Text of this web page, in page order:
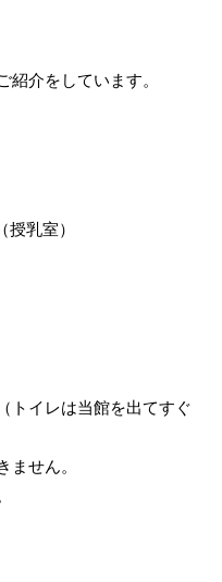
介をしています。
乳室）
トイレは当館を出てすぐ
ません。